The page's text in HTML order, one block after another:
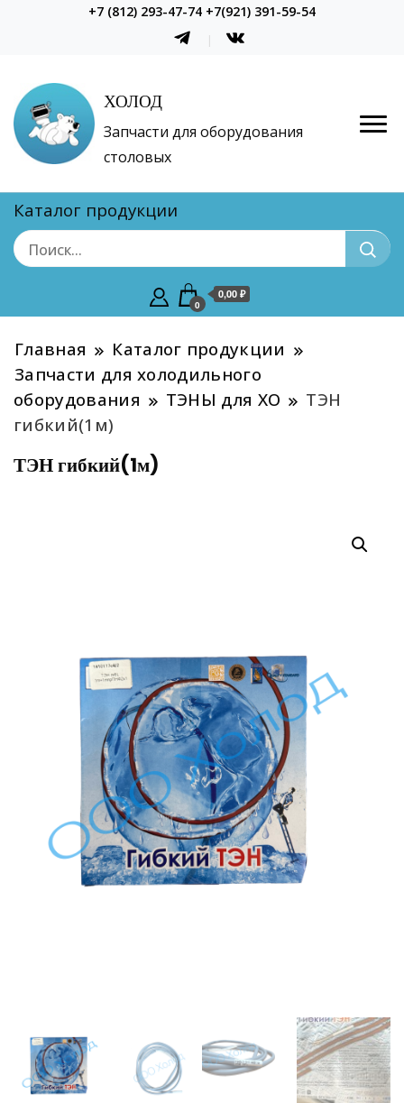
+7 (812) 293-47-74 +7(921) 391-59-54
ХОЛОД
Запчасти для оборудования
столовых
Каталог продукции
0
0,00 ₽
Главная
Каталог продукции
Запчасти для холодильного
оборудования
ТЭНЫ для ХО
ТЭН
гибкий(1м)
ТЭН гибкий(1м)